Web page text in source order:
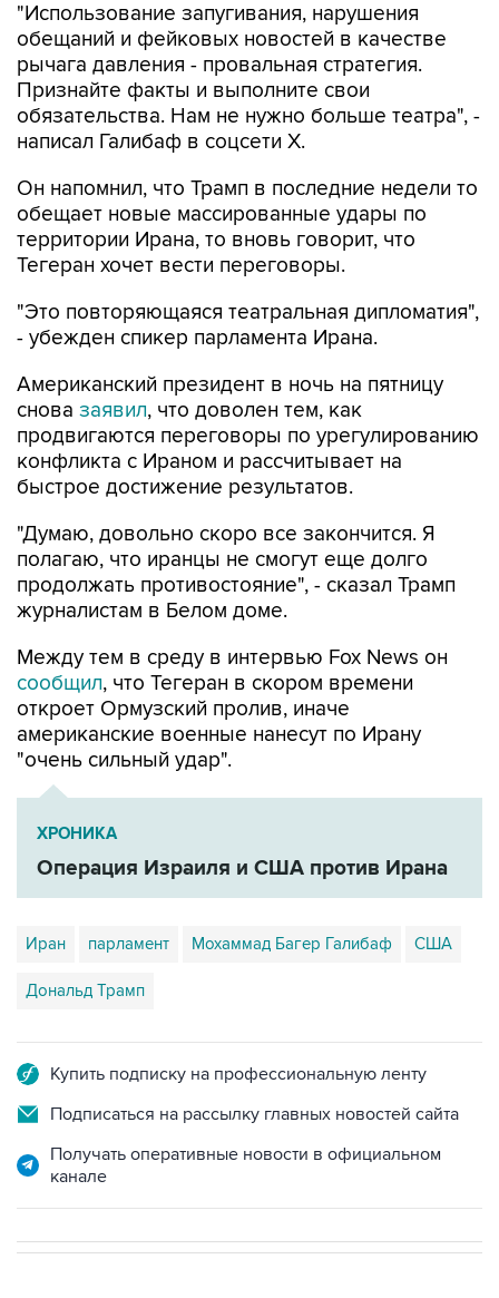
"Использование запугивания, нарушения
обещаний и фейковых новостей в качестве
рычага давления - провальная стратегия.
Признайте факты и выполните свои
обязательства. Нам не нужно больше театра", -
написал Галибаф в соцсети X.
Он напомнил, что Трамп в последние недели то
обещает новые массированные удары по
территории Ирана, то вновь говорит, что
Тегеран хочет вести переговоры.
"Это повторяющаяся театральная дипломатия",
- убежден спикер парламента Ирана.
Американский президент в ночь на пятницу
снова заявил, что доволен тем, как
продвигаются переговоры по урегулированию
конфликта с Ираном и рассчитывает на
быстрое достижение результатов.
"Думаю, довольно скоро все закончится. Я
полагаю, что иранцы не смогут еще долго
продолжать противостояние", - сказал Трамп
журналистам в Белом доме.
Между тем в среду в интервью Fox News он
сообщил, что Тегеран в скором времени
откроет Ормузский пролив, иначе
американские военные нанесут по Ирану
"очень сильный удар".
ХРОНИКА
Операция Израиля и США против Ирана
Иран парламент Мохаммад Багер Галибаф США
Дональд Трамп
Купить подписку на профессиональную ленту
Подписаться на рассылку главных новостей сайта
Получать оперативные новости в официальном
канале